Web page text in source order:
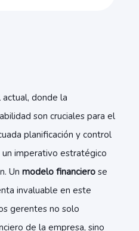
donde la
son cruciales para el
planificación y control
imperativo estratégico
Un modelo financiero se
invaluable en este
gerentes no solo
de la empresa, sino